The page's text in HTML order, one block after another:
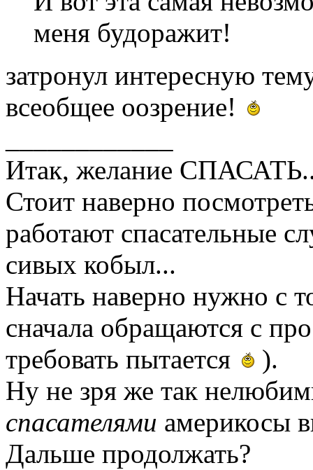
меня будоражит!
затронул интересную
всеобщее оозрение!
Итак, желание
Стоит наверно
работают спасательные
сивых кобыл...
Начать наверно нужно с
сначала обращаются с
требовать пытается
).
Ну не зря же так
спасателями америкосы
Дальше продолжать?